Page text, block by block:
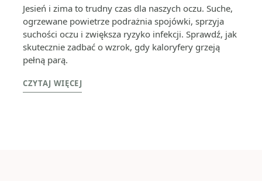
Jesień i zima to trudny czas dla naszych oczu. Suche,
ogrzewane powietrze podrażnia spojówki, sprzyja
suchości oczu i zwiększa ryzyko infekcji. Sprawdź, jak
skutecznie zadbać o wzrok, gdy kaloryfery grzeją
pełną parą.
CZYTAJ WIĘCEJ